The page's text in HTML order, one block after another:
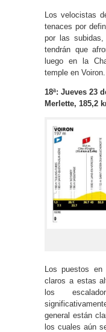
Los velocistas
tenaces por
por las
tendrán que
luego en la
temple en Voiron.
18ª: Jueves 23
Merlette, 185,2
Los puestos
claros a estas
los
general están
los cuales aún